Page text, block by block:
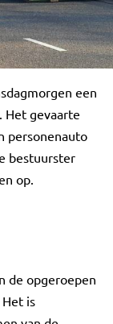
een
Het gevaarte
personenauto
bestuurster
op.
de opgeroepen
is